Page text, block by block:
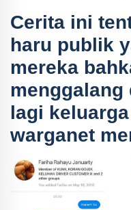
Cerita ini
haru publik
mereka
menggalang
lagi
warganet